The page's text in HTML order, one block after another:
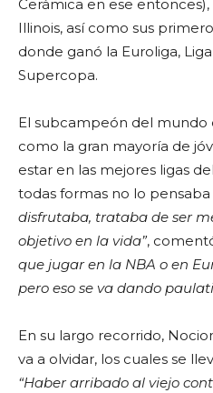
Cerámica en ese
Illinois, así como sus
donde ganó la Euroliga,
Supercopa.
El subcampeón del mundo
como la gran mayoría de
estar en las mejores ligas
todas formas no lo
disfrutaba, trataba de ser
objetivo en la vida”,
que jugar en la NBA o en
pero eso se va dando
En su largo recorrido,
va a olvidar, los cuales se
“Haber arribado al viejo